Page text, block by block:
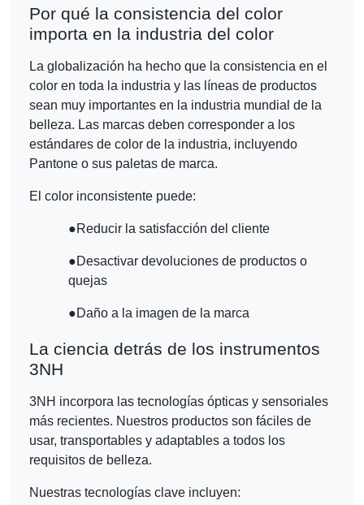
Por qué la consistencia del color
importa en la industria del color
La globalización ha hecho que la consistencia en el
color en toda la industria y las líneas de productos
sean muy importantes en la industria mundial de la
belleza. Las marcas deben corresponder a los
estándares de color de la industria, incluyendo
Pantone o sus paletas de marca.
El color inconsistente puede:
●Reducir la satisfacción del cliente
●Desactivar devoluciones de productos o
quejas
●Daño a la imagen de la marca
La ciencia detrás de los instrumentos
3NH
3NH incorpora las tecnologías ópticas y sensoriales
más recientes. Nuestros productos son fáciles de
usar, transportables y adaptables a todos los
requisitos de belleza.
Nuestras tecnologías clave incluyen: